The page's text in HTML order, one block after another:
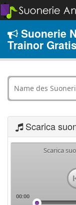
Suonerie
Trainor Gratis
Scarica
Scarica
00:00